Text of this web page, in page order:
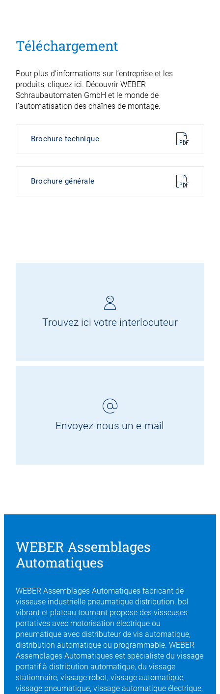
Téléchargement
Pour plus d’informations sur l’entreprise et les
produits, cliquez ici. Découvrir WEBER
Schraubautomaten GmbH et le monde de
l’automatisation des chaînes de montage.
Brochure technique
Brochure générale
Trouvez ici votre interlocuteur
Envoyez-nous un e-mail
WEBER Assemblages
Automatiques
WEBER Assemblages Automatiques fabricant de
visseuse industrielle pneumatique distribution, bol
vibrant et plateau tournant propose des visseuses
portatives avec motorisation électrique ou
pneumatique avec distributeur de vis automatique,
distribution automatique ou programmable. WEBER
Assemblages Automatiques est spécialiste du vissage
portatif à distribution automatique, du vissage
stationnaire, vissage robot, vissage automatique,
vissage pneumatique, vissage automatique électrique,